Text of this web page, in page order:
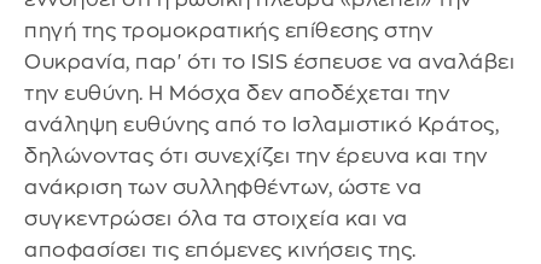
πηγή της τρομοκρατικής επίθεσης στην
Ουκρανία, παρ' ότι το ISIS έσπευσε να αναλάβει
την ευθύνη. Η Μόσχα δεν αποδέχεται την
ανάληψη ευθύνης από το Ισλαμιστικό Κράτος,
δηλώνοντας ότι συνεχίζει την έρευνα και την
ανάκριση των συλληφθέντων, ώστε να
συγκεντρώσει όλα τα στοιχεία και να
αποφασίσει τις επόμενες κινήσεις της.